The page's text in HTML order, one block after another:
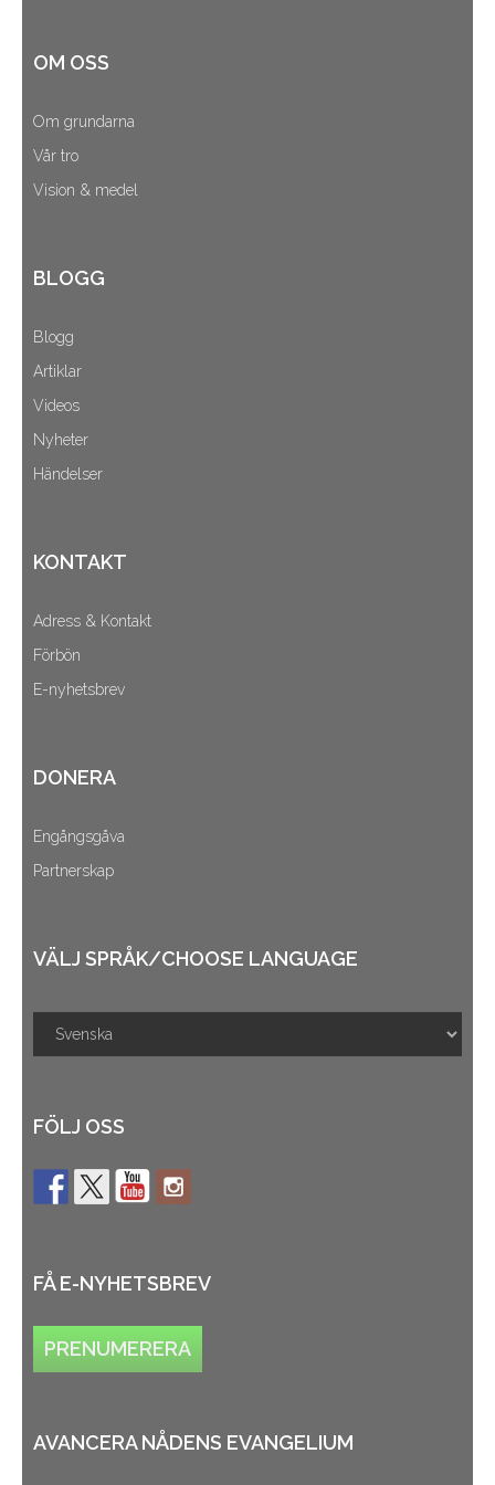
OM OSS
Om grundarna
Vår tro
Vision & medel
BLOGG
Blogg
Artiklar
Videos
Nyheter
Händelser
KONTAKT
Adress & Kontakt
Förbön
E-nyhetsbrev
DONERA
Engångsgåva
Partnerskap
VÄLJ SPRÅK/CHOOSE LANGUAGE
FÖLJ OSS
FÅ E-NYHETSBREV
PRENUMERERA
AVANCERA NÅDENS EVANGELIUM